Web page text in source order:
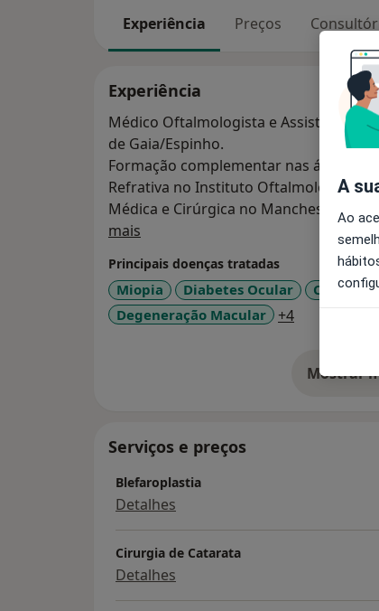
Experiência Preços
Experiência
Médico Oftalmologista e Assistente
de Gaia/Espinho.
Formação complementar nas áreas de
Refrativa no Instituto Oftalmológico
Médica e Cirúrgica no Manchester
mais
Principais doenças tratadas
Miopia Diabetes Ocular Catarata
Degeneração Macular
+4
Mostrar
Serviços e preços
Blefaroplastia
Detalhes
Cirurgia de Catarata
Detalhes
A
Ao